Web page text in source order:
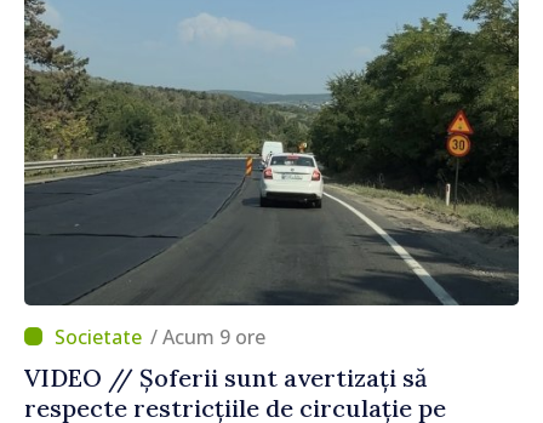
/ Acum 9 ore
VIDEO // Șoferii sunt avertizați să
respecte restricțiile de circulație pe